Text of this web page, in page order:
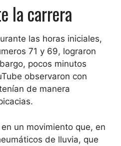
la carrera
las horas iniciales,
71 y 69, lograron
pocos minutos
observaron con
de manera
un movimiento que, en
de lluvia, que